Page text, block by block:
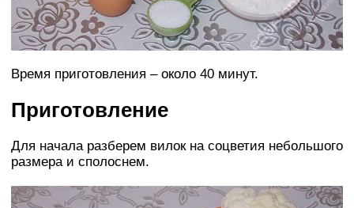
Время приготовления – около 40 минут.
Приготовление
Для начала разберем вилок на соцветия небольшого
размера и сполоснем.